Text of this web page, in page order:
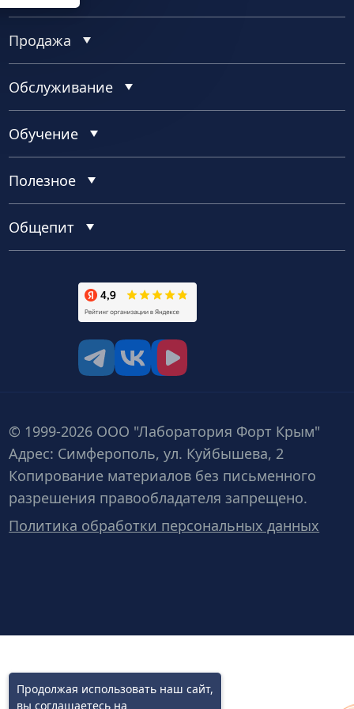
Продажа
Обслуживание
Обучение
Полезное
Общепит
© 1999-2026 ООО "Лаборатория Форт Крым"
Адрес: Симферополь, ул. Куйбышева, 2
Копирование материалов без письменного
разрешения правообладателя запрещено.
Политика обработки персональных данных
Продолжая использовать наш сайт,
вы соглашаетесь на